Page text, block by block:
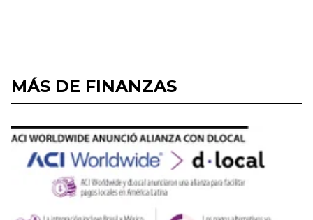
MÁS DE FINANZAS